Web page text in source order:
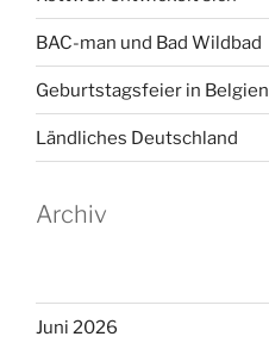
BAC-man und Bad Wildbad
Geburtstagsfeier in Belgien
Ländliches Deutschland
Archiv
Juni 2026